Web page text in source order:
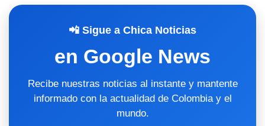
📲 Sigue a Chica Noticias
en Google News
Recibe nuestras noticias al instante y mantente
informado con la actualidad de Colombia y el
mundo.